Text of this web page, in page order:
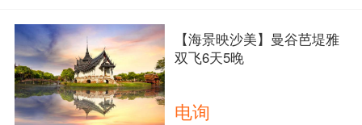
【海景映沙美】曼谷芭堤雅
双飞6天5晚
电询